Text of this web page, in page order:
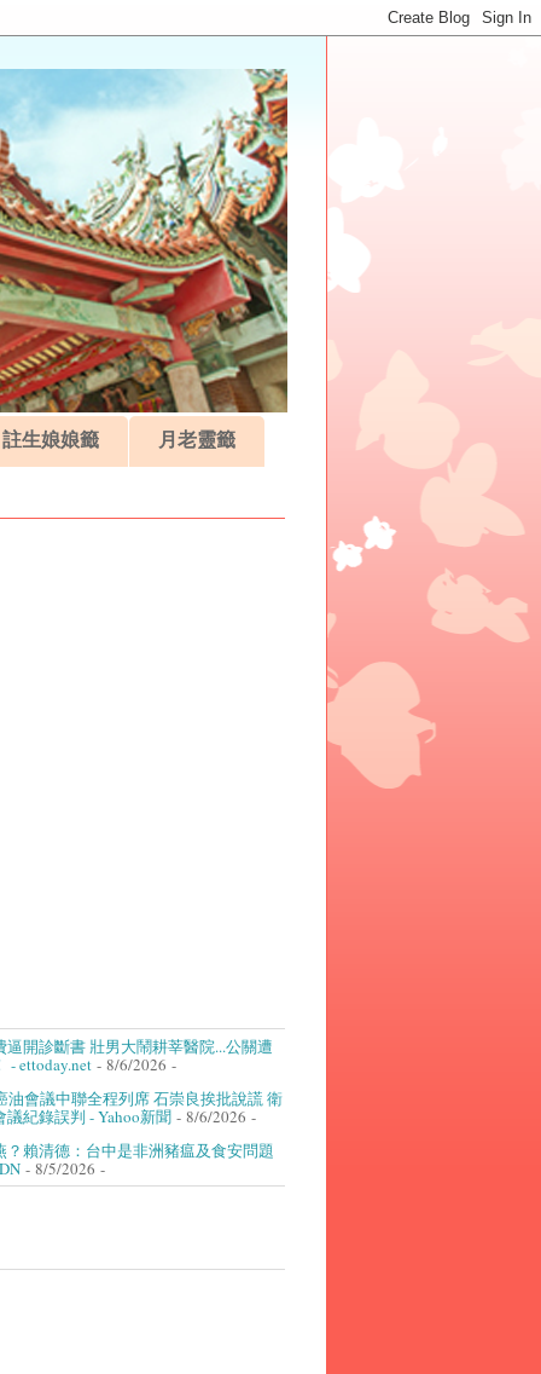
註生娘娘籤 月老靈籤
逼開診斷書 壯男大鬧耕莘醫院...公關遭
- ettoday.net - 8/6/2026 -
油會議中聯全程列席 石崇良挨批說謊 衛
議紀錄誤判 - Yahoo新聞 - 8/6/2026 -
？賴清德：台中是非洲豬瘟及食安問題
- 8/5/2026 -